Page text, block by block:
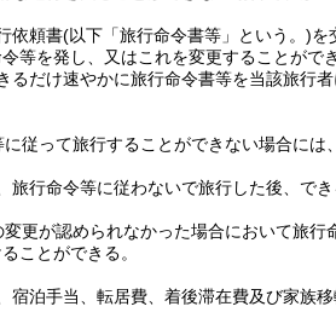
依頼書(以下「旅行命令書等」という。)を
等を発し、又はこれを変更することができ
だけ速やかに旅行命令書等を当該旅行
従って旅行することができない場合には
行命令等に従わないで旅行した後、で
更が認められなかった場合において旅行
ことができる。
泊手当、転居費、着後滞在費及び家族移